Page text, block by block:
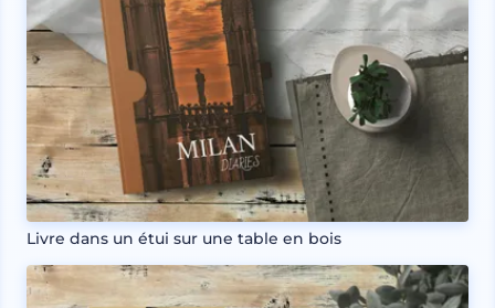
Livre dans un étui sur une table en bois